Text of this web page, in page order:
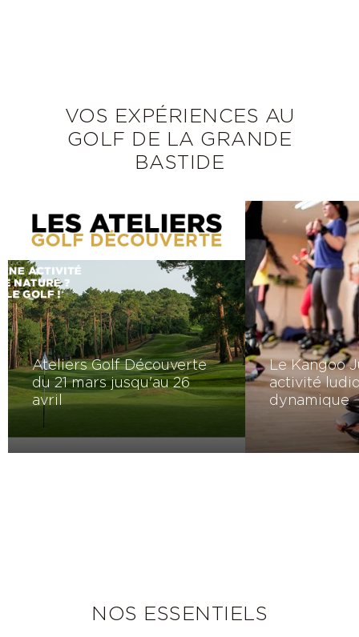
VOS EXPÉRIENCES AU
GOLF DE LA GRANDE
BASTIDE
Ateliers Golf Découverte
du 21 mars jusqu'au 26
avril
Le Kangoo
activité
dynamique
NOS ESSENTIELS